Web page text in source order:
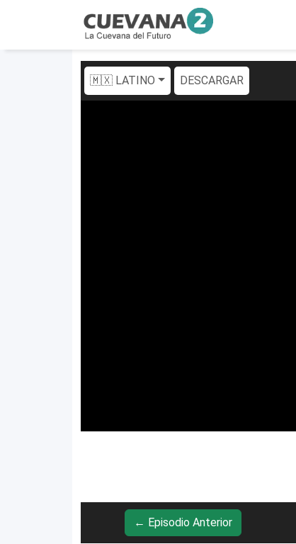
🇲🇽 LATINO DESCARGAR
← Episodio Anterior